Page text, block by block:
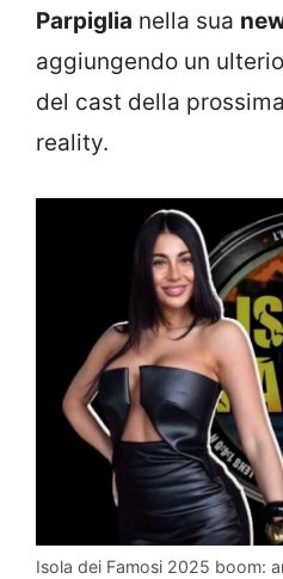
Parpiglia nella sua
aggiungendo un
del cast della
reality.
Isola dei Famosi 2025 boom: